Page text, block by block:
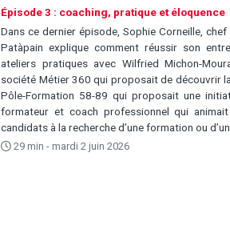
Épisode 3 : coaching, pratique et éloquence
Dans ce dernier épisode, Sophie Corneille,
Patàpain explique comment réussir son
ateliers pratiques avec Wilfried Michon-
société Métier 360 qui proposait de découvrir
Pôle-Formation 58-89 qui proposait une
formateur et coach professionnel qui
candidats à la recherche d’une formation ou
29 min - mardi 2 juin 2026